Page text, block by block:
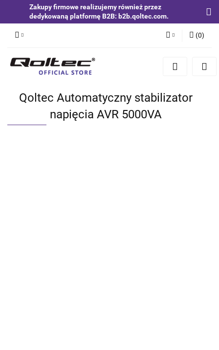
Zakupy firmowe realizujemy również przez
dedykowaną platformę B2B: b2b.qoltec.com.
Zaloguj się
Zgody cookies
(0)
Qoltec Automatyczny stabilizator
napięcia AVR 5000VA